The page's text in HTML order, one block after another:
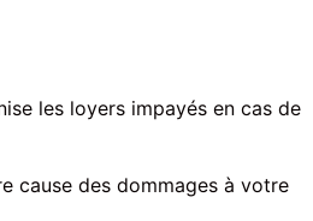
les loyers impayés en cas de
cause des dommages à votre